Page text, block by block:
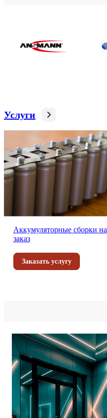
Услуги
Аккумуляторные сборки на
заказ
Заказать услугу